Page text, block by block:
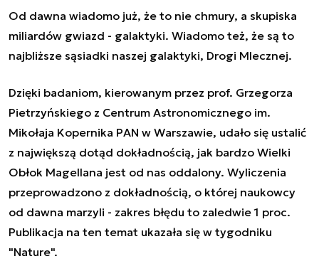
Od dawna wiadomo już, że to nie chmury, a skupiska
miliardów gwiazd - galaktyki. Wiadomo też, że są to
najbliższe sąsiadki naszej galaktyki, Drogi Mlecznej.
Dzięki badaniom, kierowanym przez prof. Grzegorza
Pietrzyńskiego z Centrum Astronomicznego im.
Mikołaja Kopernika PAN w Warszawie, udało się ustalić
z największą dotąd dokładnością, jak bardzo Wielki
Obłok Magellana jest od nas oddalony. Wyliczenia
przeprowadzono z dokładnością, o której naukowcy
od dawna marzyli - zakres błędu to zaledwie 1 proc.
Publikacja na ten temat ukazała się w tygodniku
"Nature".